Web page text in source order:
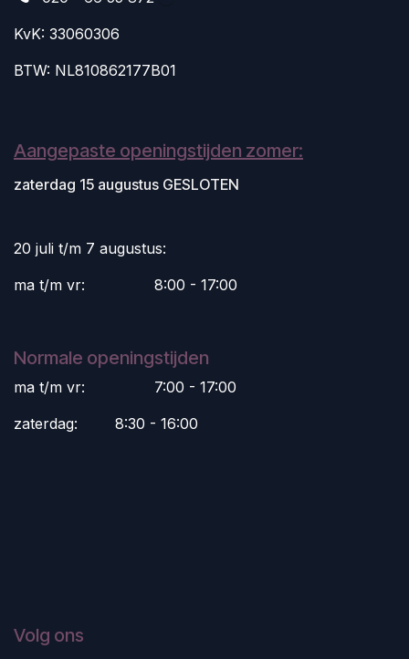
KvK: 33060306
BTW: NL810862177B01
Aangepaste openingstijden zomer:
zaterdag 15 augustus GESLOTEN
20 juli t/m 7 augustus:
ma t/m vr:
​8:00 - 17:00
Normale openingstijden
ma t/m vr:
​7:00 - 17:00
zaterdag:
​8:30 - 16:00
Volg ons